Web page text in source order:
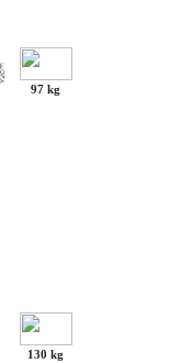
97 kg
130 kg